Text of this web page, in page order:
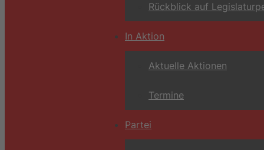
Rückblick auf
In Aktion
Aktuelle Aktionen
Termine
Partei